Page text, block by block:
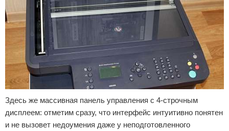
Здесь же массивная панель управления с 4-строчным
дисплеем: отметим сразу, что интерфейс интуитивно понятен
и не вызовет недоумения даже у неподготовленного